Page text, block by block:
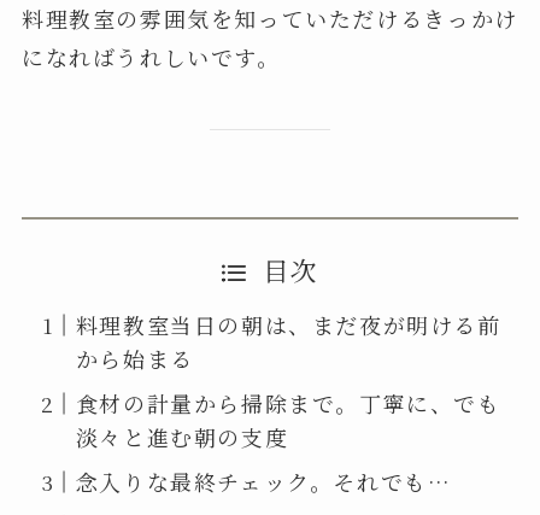
料理教室の雰囲気を知っていただけるきっかけ
になればうれしいです。
目次
料理教室当日の朝は、まだ夜が明ける前
から始まる
食材の計量から掃除まで。丁寧に、でも
淡々と進む朝の支度
念入りな最終チェック。それでも…